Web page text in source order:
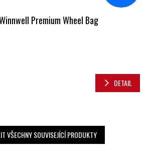
Premium Wheel Bag
DETAIL
VŠECHNY SOUVISEJÍCÍ PRODUKTY